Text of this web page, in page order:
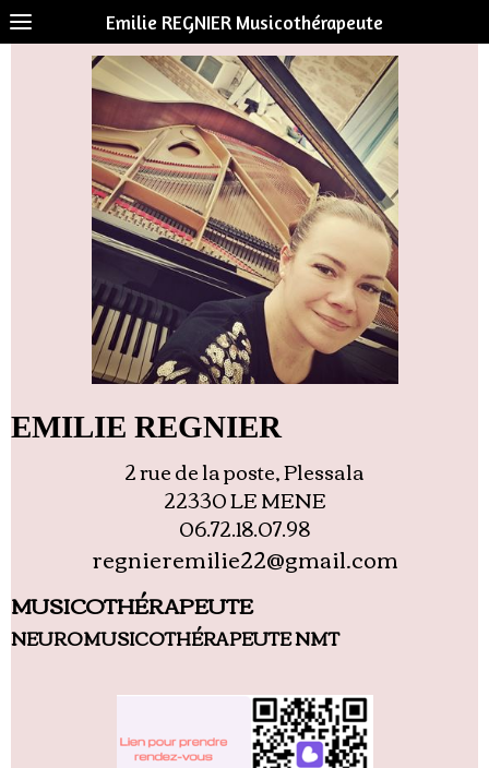
Emilie REGNIER Musicothérapeute
EMILIE REGNIER
2 rue de la poste, Plessala
22330 LE MENE
06.72.18.07.98
regnieremilie22@gmail.com
MUSICOTHÉRAPEUTE
NEUROMUSICOTHÉRAPEUTE NMT